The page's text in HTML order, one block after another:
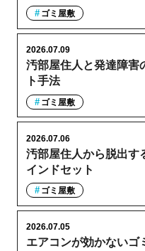
ゴミ屋敷
汚部屋住人と発達障害
ト手法
2026.07.09
ゴミ屋敷
汚部屋住人から脱出す
インドセット
2026.07.06
ゴミ屋敷
エアコンが効かないゴ
2026.07.05